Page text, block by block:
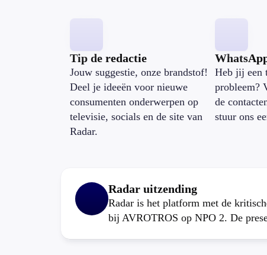
Tip de redactie
Jouw suggestie, onze brandstof!
Deel je ideeën voor nieuwe
consumenten onderwerpen op
televisie, socials en de site van
Radar.
Heb jij een
probleem?
de
stuur ons
Radar uitzending
Radar is het platform met de
bij AVROTROS op NPO 2. De